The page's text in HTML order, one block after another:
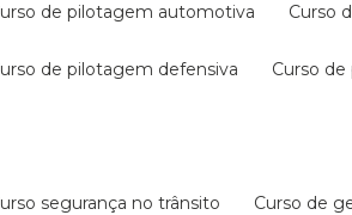
curso de pilotagem automotiva curso
curso de pilotagem defensiva curso
curso segurança no trânsito curso de